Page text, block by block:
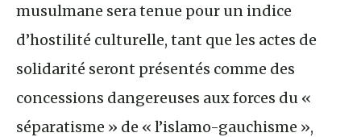
musulmane sera tenue pour un indice
d’hostilité culturelle, tant que les actes de
solidarité seront présentés comme des
concessions dangereuses aux forces du «
séparatisme » de « l’islamo-gauchisme »,